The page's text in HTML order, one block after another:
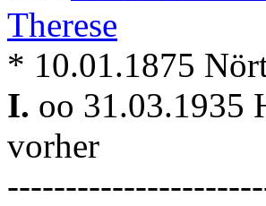
Therese
* 10.01.1875
I. oo 31.03.1935
vorher